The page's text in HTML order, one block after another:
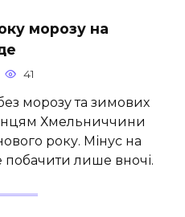
морозу на
41
морозу та зимових
Хмельниччини
року. Мінус на
лише вночі.